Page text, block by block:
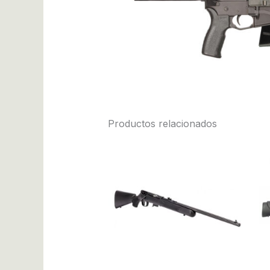
Productos relacionados